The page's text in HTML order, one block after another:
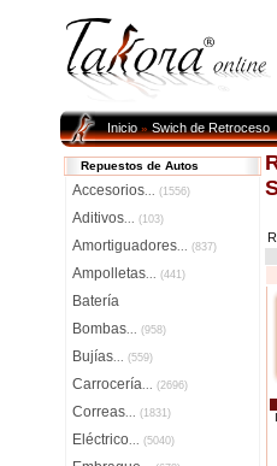
Inicio»Swich de Retroceso
Repuestos de Autos
Accesorios... (1556)
Aditivos... (103)
Amortiguadores... (837)
Ampolletas... (441)
Batería
Bombas... (958)
Bujías... (559)
Carrocería... (2696)
Correas... (1831)
Eléctrico... (5040)